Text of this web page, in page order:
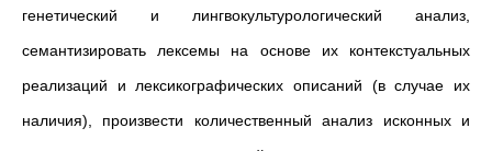
генетический и лингвокультурологический анализ,
семантизировать лексемы на основе их контекстуальных
реализаций и лексикографических описаний (в случае их
наличия), произвести количественный анализ исконных и